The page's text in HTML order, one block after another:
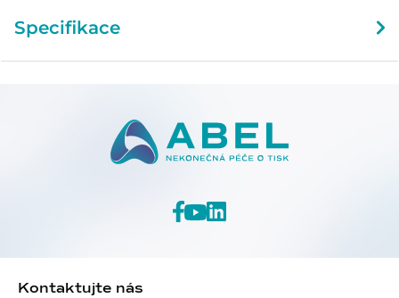
Specifikace
Kontaktujte nás